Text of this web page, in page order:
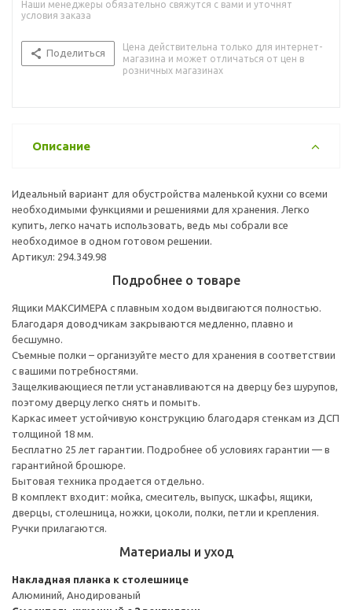
Наши менеджеры обязательно свяжутся с вами и уточнят
условия заказа
Поделиться
Цена действительна только для интернет-
магазина и может отличаться от цен в
розничных магазинах
Описание
Идеальный вариант для обустройства маленькой кухни со всеми
необходимыми функциями и решениями для хранения. Легко
купить, легко начать использовать, ведь мы собрали все
необходимое в одном готовом решении.
Артикул: 294.349.98
Подробнее о товаре
Ящики МАКСИМЕРА с плавным ходом выдвигаются полностью.
Благодаря доводчикам закрываются медленно, плавно и
бесшумно.
Съемные полки – организуйте место для хранения в соответствии
с вашими потребностями.
Защелкивающиеся петли устанавливаются на дверцу без шурупов,
поэтому дверцу легко снять и помыть.
Каркас имеет устойчивую конструкцию благодаря стенкам из ДСП
толщиной 18 мм.
Бесплатно 25 лет гарантии. Подробнее об условиях гарантии — в
гарантийной брошюре.
Бытовая техника продается отдельно.
В комплект входит: мойка, смеситель, выпуск, шкафы, ящики,
дверцы, столешница, ножки, цоколи, полки, петли и крепления.
Ручки прилагаются.
Материалы и уход
Накладная планка к столешнице
Алюминий, Анодированый